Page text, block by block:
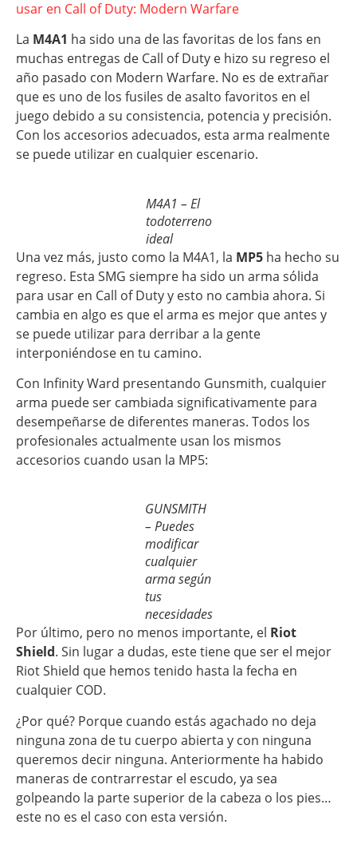
usar en Call of Duty: Modern Warfare
La M4A1 ha sido una de las favoritas de los fans en
muchas entregas de Call of Duty e hizo su regreso el
año pasado con Modern Warfare. No es de extrañar
que es uno de los fusiles de asalto favoritos en el
juego debido a su consistencia, potencia y precisión.
Con los accesorios adecuados, esta arma realmente
se puede utilizar en cualquier escenario.
M4A1 – El
todoterreno
ideal
Una vez más, justo como la M4A1, la MP5 ha hecho su
regreso. Esta SMG siempre ha sido un arma sólida
para usar en Call of Duty y esto no cambia ahora. Si
cambia en algo es que el arma es mejor que antes y
se puede utilizar para derribar a la gente
interponiéndose en tu camino.
Con Infinity Ward presentando Gunsmith, cualquier
arma puede ser cambiada significativamente para
desempeñarse de diferentes maneras. Todos los
profesionales actualmente usan los mismos
accesorios cuando usan la MP5:
GUNSMITH
– Puedes
modificar
cualquier
arma según
tus
necesidades
Por último, pero no menos importante, el Riot
Shield. Sin lugar a dudas, este tiene que ser el mejor
Riot Shield que hemos tenido hasta la fecha en
cualquier COD.
¿Por qué? Porque cuando estás agachado no deja
ninguna zona de tu cuerpo abierta y con ninguna
queremos decir ninguna. Anteriormente ha habido
maneras de contrarrestar el escudo, ya sea
golpeando la parte superior de la cabeza o los pies…
este no es el caso con esta versión.